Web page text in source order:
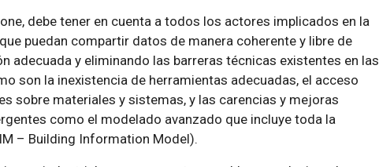
debe tener en cuenta a todos los actores implicados en la
puedan compartir datos de manera coherente y libre de
adecuada y eliminando las barreras técnicas existentes en las
son la inexistencia de herramientas adecuadas, el acceso
sobre materiales y sistemas, y las carencias y mejoras
como el modelado avanzado que incluye toda la
– Building Information Model).